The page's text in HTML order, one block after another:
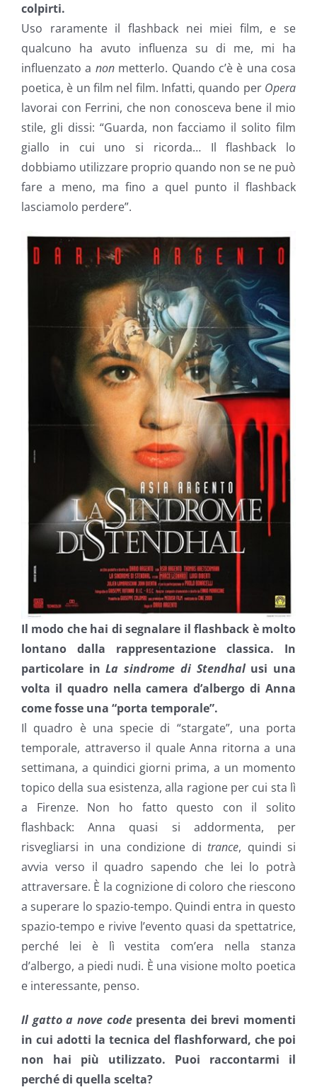
colpirti.
Uso raramente il flashback nei miei film, e se
qualcuno ha avuto influenza su di me, mi ha
influenzato a nonmetterlo. Quando c’è è una cosa
poetica, è un film nel film. Infatti, quando per Opera
lavorai con Ferrini, che non conosceva bene il mio
stile, gli dissi: “Guarda, non facciamo il solito film
giallo in cui uno si ricorda… Il flashback lo
dobbiamo utilizzare proprio quando non se ne può
fare a meno, ma fino a quel punto il flashback
lasciamolo perdere”.
Il modo che hai di segnalare il flashback è molto
lontano dalla rappresentazione classica. In
particolare inLa sindrome di Stendhalusi una
volta il quadro nella camera d’albergo di Anna
come fosse una “porta temporale”.
Il quadro è una specie di “stargate”, una porta
temporale, attraverso il quale Anna ritorna a una
settimana, a quindici giorni prima, a un momento
topico della sua esistenza, alla ragione per cui sta lì
a Firenze. Non ho fatto questo con il solito
flashback: Anna quasi si addormenta, per
risvegliarsi in una condizione di trance, quindi si
avvia verso il quadro sapendo che lei lo potrà
attraversare. È la cognizione di coloro che riescono
a superare lo spazio-tempo. Quindi entra in questo
spazio-tempo e rivive l’evento quasi da spettatrice,
perché lei è lì vestita com’era nella stanza
d’albergo, a piedi nudi. È una visione molto poetica
e interessante, penso.
Il gatto a nove codepresenta dei brevi momenti
in cui adotti la tecnica del flashforward, che poi
non hai più utilizzato. Puoi raccontarmi il
perché di quella scelta?